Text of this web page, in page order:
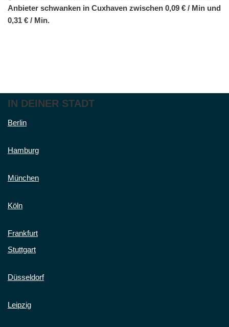
Anbieter schwanken in Cuxhaven zwischen 0,09 € / Min und
0,31 € / Min.
IN DEINER STADT
Berlin
Hamburg
München
Köln
Frankfurt
Stuttgart
Düsseldorf
Leipzig